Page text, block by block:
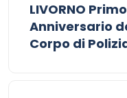
LIVORNO
Anniversario
Corpo di